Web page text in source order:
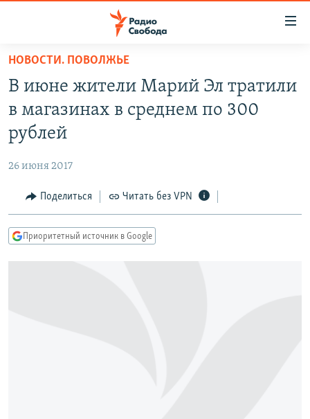
упрощенного
доступа
основному
Вернутся
Вернутся
АВТОРСКИЕ ПРОЕКТЫ
МНЕНИЯ
КУЛЬТУРА
КАВКАЗ.РЕАЛИИ
НОВОСТИ. ПОВОЛЖЬЕ
В июне жители Марий Эл тратили
в магазинах в среднем по 300
рублей
26 июня 2017
Поделиться Читать без VPN
Приоритетный источник в Google